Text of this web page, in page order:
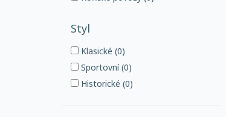
Styl
Klasické (0)
Sportovní (0)
Historické (0)